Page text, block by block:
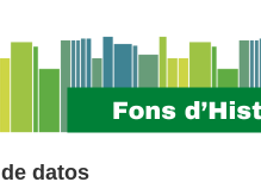
datos